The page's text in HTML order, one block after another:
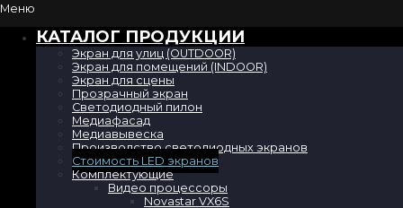
Меню
КАТАЛОГ ПРОДУКЦИИ
Экран для улиц (OUTDOOR)
Экран для помещений (INDOOR)
Экран для сцены
Прозрачный экран
Светодиодный пилон
Медиафасад
Медиавывеска
Производство светодиодных экранов
Стоимость LED экранов
Комплектующие
Видео процессоры
Novastar VX6S